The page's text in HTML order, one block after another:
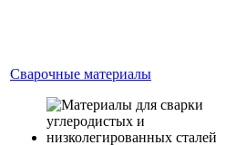
Сварочные материалы